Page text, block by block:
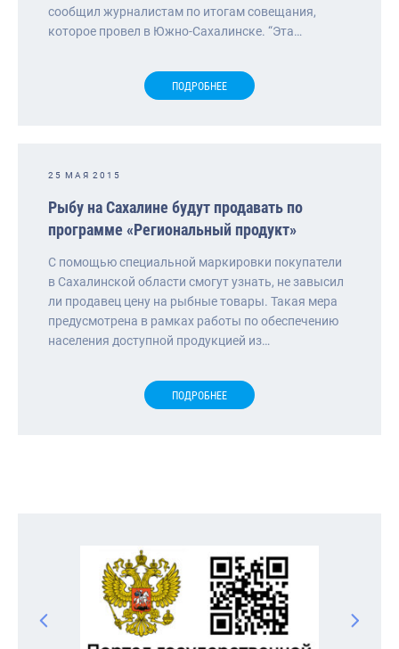
сообщил журналистам по итогам совещания,
которое провел в Южно-Сахалинске. “Эта…
ПОДРОБНЕЕ
25 МАЯ 2015
Рыбу на Сахалине будут продавать по
программе «Региональный продукт»
С помощью специальной маркировки покупатели
в Сахалинской области смогут узнать, не завысил
ли продавец цену на рыбные товары. Такая мера
предусмотрена в рамках работы по обеспечению
населения доступной продукцией из…
ПОДРОБНЕЕ